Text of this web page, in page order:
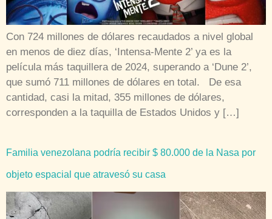
Con 724 millones de dólares recaudados a nivel global
en menos de diez días, ‘Intensa-Mente 2’ ya es la
película más taquillera de 2024, superando a ‘Dune 2’,
que sumó 711 millones de dólares en total. De esa
cantidad, casi la mitad, 355 millones de dólares,
corresponden a la taquilla de Estados Unidos y […]
Familia venezolana podría recibir $ 80.000 de la Nasa por
objeto espacial que atravesó su casa